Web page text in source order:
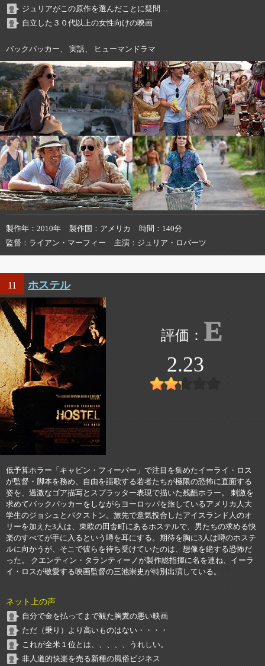
ジュリアがこの原作を選んだことに疑問…
自立した３０代以上の女性向けの映画
バックパッカー、 実話、 ヒューマンドラマ
製作年 2010年 製作国 アメリカ 時間
140分
監督
ライアン・マーフィー 主演 ジュリア・ロバーツ
11 ホステル
E
2.23
低予算ホラー「キャビン・フィーバー」で注目を集めたイーライ・ロス
が監督・脚本を務め、自由を謳歌する若者たちが極限の恐怖に直面する
姿を、過激なゴア描写とスプラッター表現で描いた残酷ホラー。 刺激を
求めてバックパッカーをしながらヨーロッパを旅しているアメリカ人大
学生のジョシュとパクストン。旅先で意気投合したアイスランド人のオ
リーを加えた3人は、東欧の田舎町にあるホステルで、男たちの求める快
楽のすべてが手に入るという噂を耳にする。期待を胸に3人は噂のホステ
ルに向かうが、そこで彼らを待ち受けていたのは、想像を絶する恐怖だ
った。 クエンティン・タランティーノが製作総指揮に名を連ね、イーラ
イ・ロスが敬愛する映画監督の三池崇史が特別出演している。
ネット上の声
自分で金を払ってまで観た胸糞の悪い映画
ただ（乗り）より高いものはない・・・・
これが全米１位とは、、、、、うれしい。
非人道的快楽を売る新種の風俗ビジネス